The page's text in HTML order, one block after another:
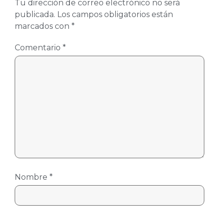
Tu dirección de correo electrónico no será
publicada. Los campos obligatorios están
marcados con *
Comentario *
Nombre *